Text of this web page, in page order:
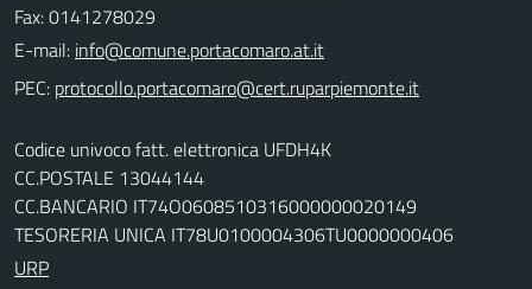
Fax: 0141278029
E-mail:
PEC:
Codice univoco fatt. elettronica UFDH4K
CC.POSTALE 13044144
CC.BANCARIO IT74O0608510316000000020149
TESORERIA UNICA IT78U0100004306TU0000000406
URP